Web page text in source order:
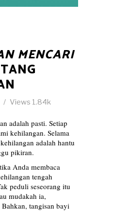
MENCARI
Views 1.84k
adalah pasti. Setiap
kehilangan. Selama
adalah hantu
pikiran.
Anda membaca
tengah
peduli seseorang itu
mudakah ia,
tangisan bayi